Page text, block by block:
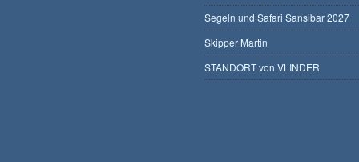
Segeln und Safari Sansibar 2027
Skipper Martin
STANDORT von VLINDER